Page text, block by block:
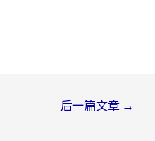
后一篇文章 →